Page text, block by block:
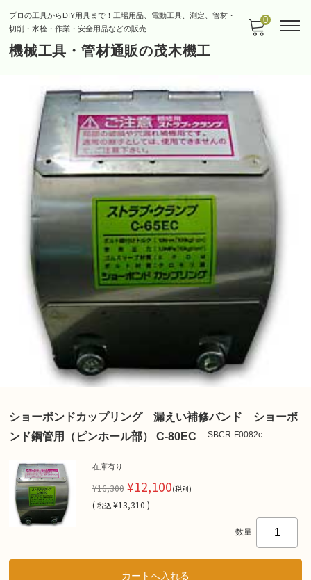
プロの工具からDIY用具まで！工場用品、電動工具、測定、管材・
切削・水栓・作業・安全用品などの販売
機械工具・管材通販の茂木機工
0
ショーボンドカップリング 漏えい補修バンド ショーボ
ンド鋼管用（ピンホール部） C-80EC
SBCR-F0082c
在庫有り
¥16,300 ¥12,100(税別)
( 税込 ¥13,310 )
数量